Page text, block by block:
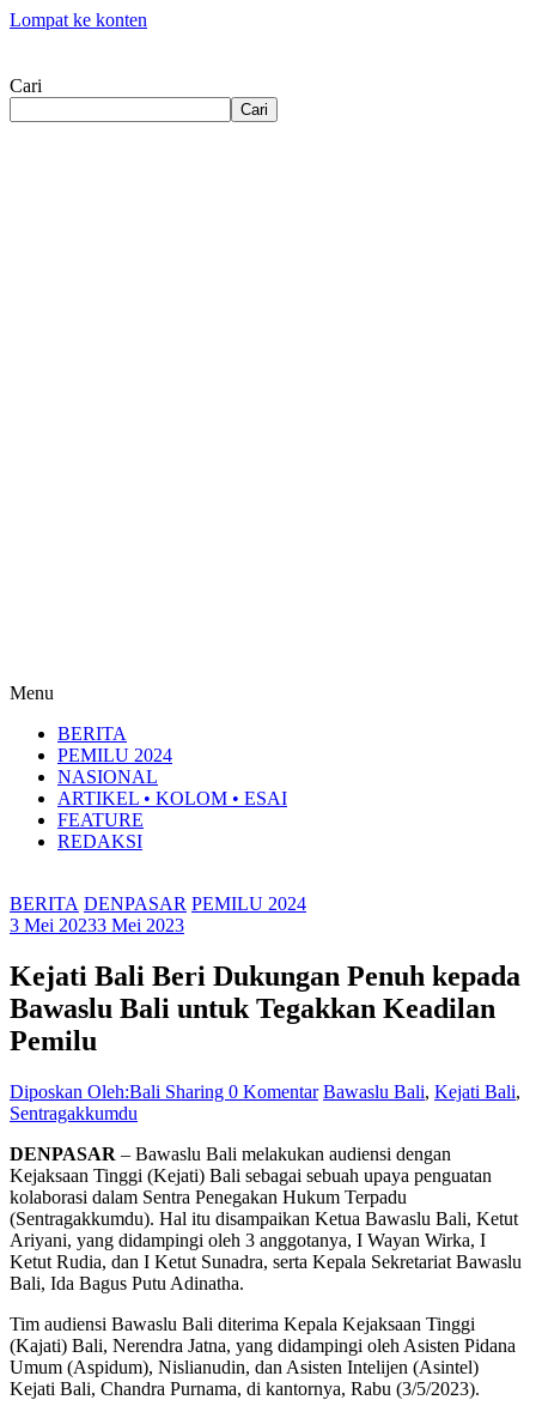
Lompat ke konten
Cari
Cari
Menu
BERITA
PEMILU 2024
NASIONAL
ARTIKEL • KOLOM • ESAI
FEATURE
REDAKSI
BERITA DENPASAR PEMILU 2024
3 Mei 20233 Mei 2023
Kejati Bali Beri Dukungan Penuh kepada
Bawaslu Bali untuk Tegakkan Keadilan
Pemilu
Diposkan Oleh:Bali Sharing 0 Komentar Bawaslu Bali, Kejati Bali,
Sentragakkumdu
DENPASAR – Bawaslu Bali melakukan audiensi dengan
Kejaksaan Tinggi (Kejati) Bali sebagai sebuah upaya penguatan
kolaborasi dalam Sentra Penegakan Hukum Terpadu
(Sentragakkumdu). Hal itu disampaikan Ketua Bawaslu Bali, Ketut
Ariyani, yang didampingi oleh 3 anggotanya, I Wayan Wirka, I
Ketut Rudia, dan I Ketut Sunadra, serta Kepala Sekretariat Bawaslu
Bali, Ida Bagus Putu Adinatha.
Tim audiensi Bawaslu Bali diterima Kepala Kejaksaan Tinggi
(Kajati) Bali, Nerendra Jatna, yang didampingi oleh Asisten Pidana
Umum (Aspidum), Nislianudin, dan Asisten Intelijen (Asintel)
Kejati Bali, Chandra Purnama, di kantornya, Rabu (3/5/2023).